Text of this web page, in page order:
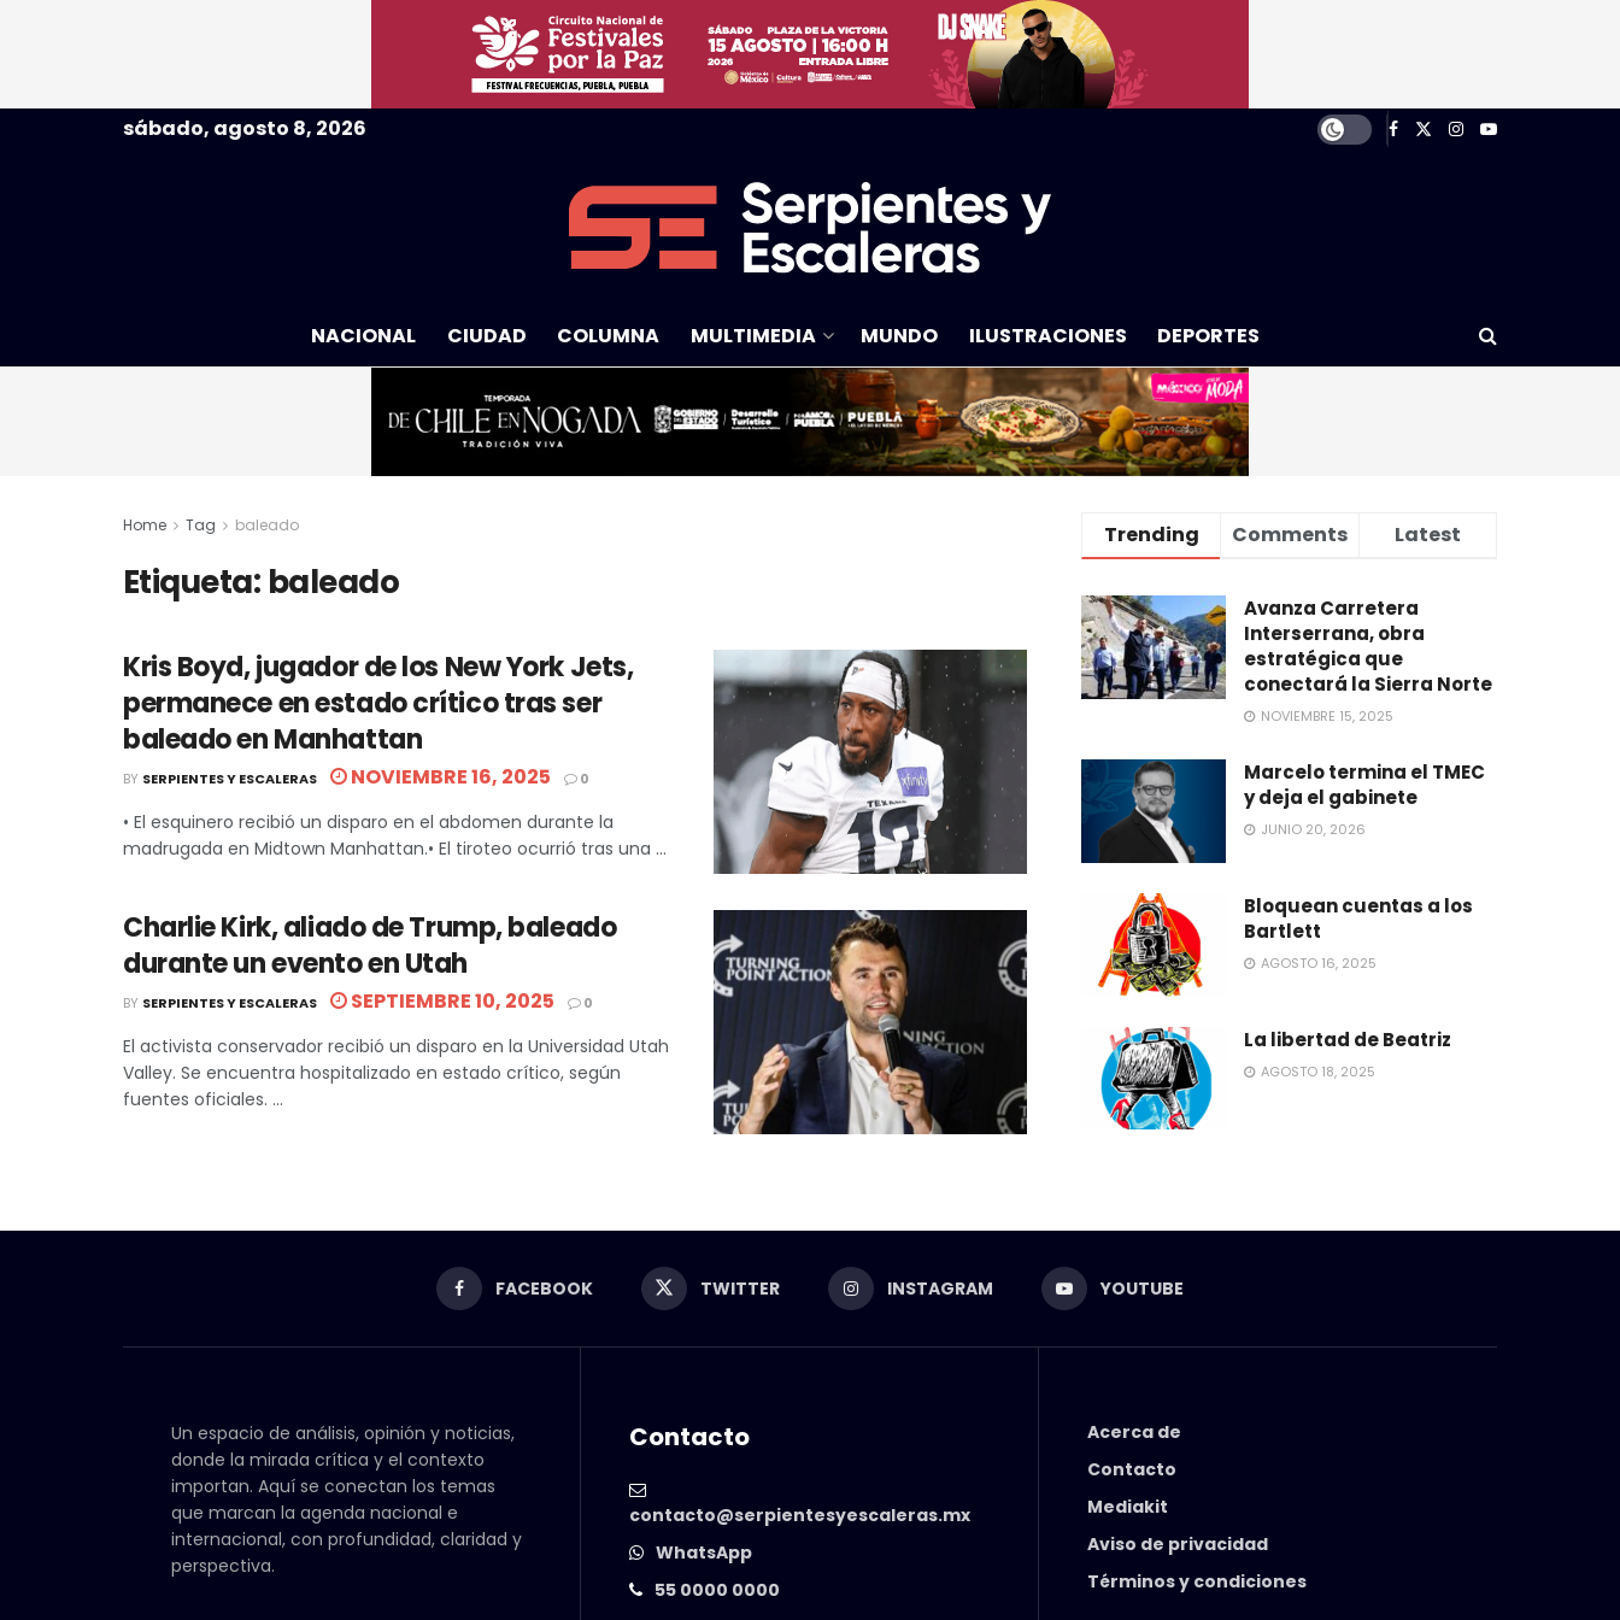
sábado, agosto 8, 2026
NACIONAL CIUDAD COLUMNA MULTIMEDIA MUNDO ILUSTRACIONES DEPORTES
Home Tag baleado
Etiqueta: baleado
Kris Boyd, jugador de los New York Jets,
permanece en estado crítico tras ser
baleado en Manhattan
BY SERPIENTES Y ESCALERAS NOVIEMBRE 16, 2025 0
• El esquinero recibió un disparo en el abdomen durante la
madrugada en Midtown Manhattan.• El tiroteo ocurrió tras una ...
Charlie Kirk, aliado de Trump, baleado
durante un evento en Utah
BY SERPIENTES Y ESCALERAS SEPTIEMBRE 10, 2025 0
El activista conservador recibió un disparo en la Universidad Utah
Valley. Se encuentra hospitalizado en estado crítico, según
fuentes oficiales. ...
Trending Comments Latest
Avanza Carretera
Interserrana, obra
estratégica que
conectará la Sierra Norte
NOVIEMBRE 15, 2025
Marcelo termina el TMEC
y deja el gabinete
JUNIO 20, 2026
Bloquean cuentas a los
Bartlett
AGOSTO 16, 2025
La libertad de Beatriz
AGOSTO 18, 2025
FACEBOOK TWITTER INSTAGRAM YOUTUBE
Un espacio de análisis, opinión y noticias,
donde la mirada crítica y el contexto
importan. Aquí se conectan los temas
que marcan la agenda nacional e
internacional, con profundidad, claridad y
perspectiva.
Contacto
contacto@serpientesyescaleras.mx
WhatsApp
55 0000 0000
Acerca de
Contacto
Mediakit
Aviso de privacidad
Términos y condiciones